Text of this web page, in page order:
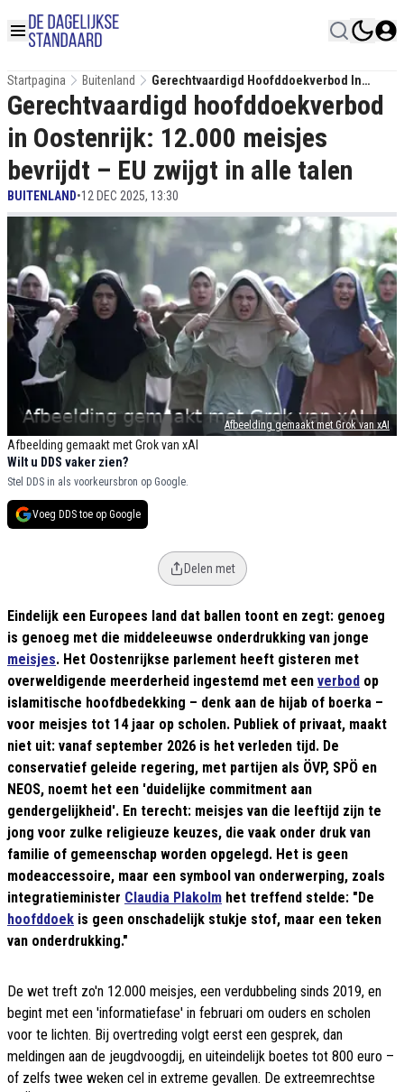
Startpagina Buitenland
Gerechtvaardigd Hoofddoekverbod In
Oostenrijk: 12.000 Meisjes Bevrijdt – EU
Zwijgt In Alle Talen
Afbeelding gemaakt met Grok van xAI
Afbeelding gemaakt met Grok van xAI
Gerechtvaardigd hoofddoekverbod
in Oostenrijk: 12.000 meisjes
bevrijdt – EU zwijgt in alle talen
BUITENLAND•12 DEC 2025, 13:30
Wilt u DDS vaker zien?
Stel DDS in als voorkeursbron op Google.
Voeg DDS toe op Google
Delen met
Eindelijk een Europees land dat ballen toont en zegt: genoeg
is genoeg met die middeleeuwse onderdrukking van jonge
meisjes. Het Oostenrijkse parlement heeft gisteren met
overweldigende meerderheid ingestemd met een verbod op
islamitische hoofdbedekking – denk aan de hijab of boerka –
voor meisjes tot 14 jaar op scholen. Publiek of privaat, maakt
niet uit: vanaf september 2026 is het verleden tijd. De
conservatief geleide regering, met partijen als ÖVP, SPÖ en
NEOS, noemt het een 'duidelijke commitment aan
gendergelijkheid'. En terecht: meisjes van die leeftijd zijn te
jong voor zulke religieuze keuzes, die vaak onder druk van
familie of gemeenschap worden opgelegd. Het is geen
modeaccessoire, maar een symbool van onderwerping, zoals
integratieminister Claudia Plakolm het treffend stelde: "De
hoofddoek is geen onschadelijk stukje stof, maar een teken
van onderdrukking."
De wet treft zo'n 12.000 meisjes, een verdubbeling sinds 2019, en
begint met een 'informatiefase' in februari om ouders en scholen
voor te lichten. Bij overtreding volgt eerst een gesprek, dan
meldingen aan de jeugdvoogdij, en uiteindelijk boetes tot 800 euro –
of zelfs twee weken cel in extreme gevallen. De extreemrechtse